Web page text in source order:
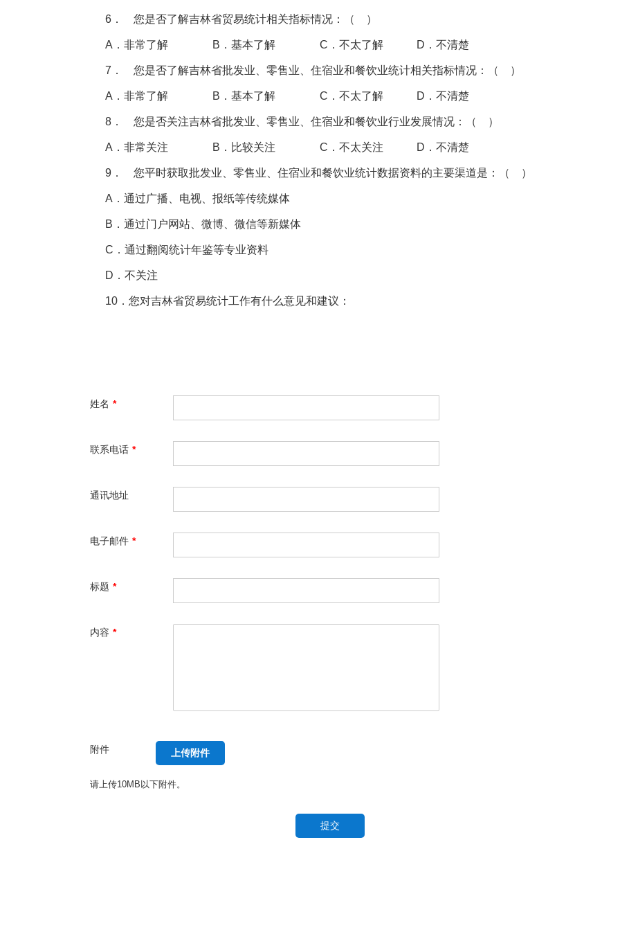
6． 您是否了解吉林省贸易统计相关指标情况：（ ）
A．非常了解 B．基本了解 C．不太了解 D．不清楚
7． 您是否了解吉林省批发业、零售业、住宿业和餐饮业统计相关指标情况：（ ）
A．非常了解 B．基本了解 C．不太了解 D．不清楚
8． 您是否关注吉林省批发业、零售业、住宿业和餐饮业行业发展情况：（ ）
A．非常关注 B．比较关注 C．不太关注 D．不清楚
9． 您平时获取批发业、零售业、住宿业和餐饮业统计数据资料的主要渠道是：（ ）
A．通过广播、电视、报纸等传统媒体
B．通过门户网站、微博、微信等新媒体
C．通过翻阅统计年鉴等专业资料
D．不关注
10．您对吉林省贸易统计工作有什么意见和建议：